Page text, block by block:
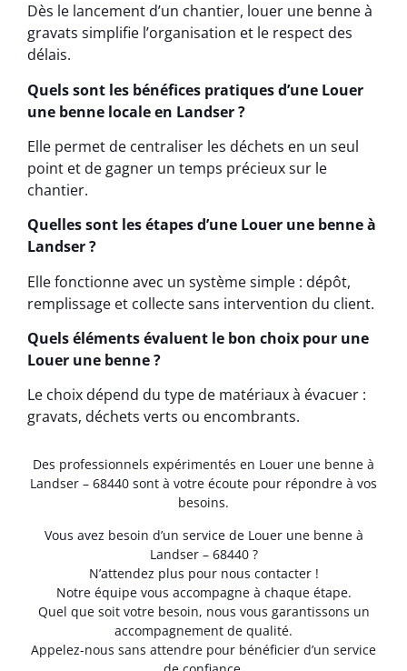
Dès le lancement d’un chantier, louer une benne à
gravats simplifie l’organisation et le respect des
délais.
Quels sont les bénéfices pratiques d’une Louer
une benne locale en Landser ?
Elle permet de centraliser les déchets en un seul
point et de gagner un temps précieux sur le
chantier.
Quelles sont les étapes d’une Louer une benne à
Landser ?
Elle fonctionne avec un système simple : dépôt,
remplissage et collecte sans intervention du client.
Quels éléments évaluent le bon choix pour une
Louer une benne ?
Le choix dépend du type de matériaux à évacuer :
gravats, déchets verts ou encombrants.
Des professionnels expérimentés en Louer une benne à
Landser – 68440 sont à votre écoute pour répondre à vos
besoins.
Vous avez besoin d’un service de Louer une benne à
Landser – 68440 ?
N’attendez plus pour nous contacter !
Notre équipe vous accompagne à chaque étape.
Quel que soit votre besoin, nous vous garantissons un
accompagnement de qualité.
Appelez-nous sans attendre pour bénéficier d’un service